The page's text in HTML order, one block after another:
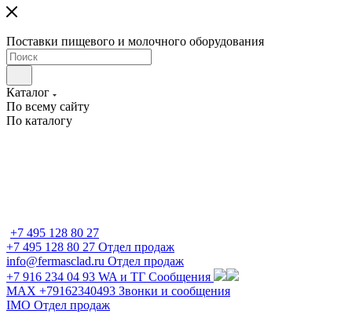
Поставки пищевого и молочного оборудования
Каталог
По всему сайту
По каталогу
+7 495 128 80 27
+7 495 128 80 27 Отдел продаж
info@fermasclad.ru Отдел продаж
+7 916 234 04 93 WA и ТГ Сообщения
MAX +79162340493 Звонки и сообщения
IMO Отдел продаж